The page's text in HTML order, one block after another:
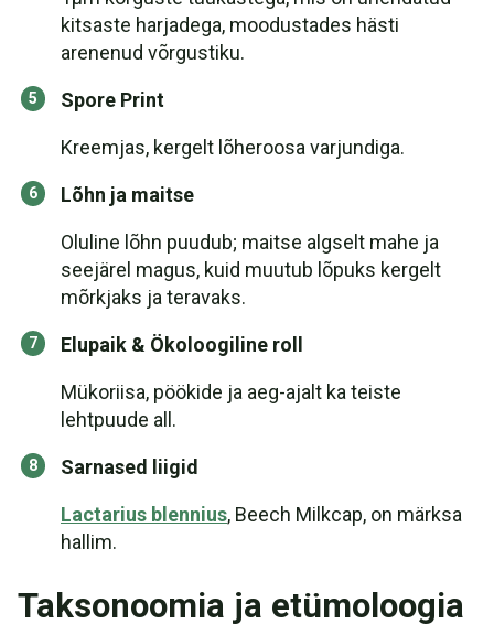
kitsaste harjadega, moodustades hästi
arenenud võrgustiku.
Spore Print
Kreemjas, kergelt lõheroosa varjundiga.
Lõhn ja maitse
Oluline lõhn puudub; maitse algselt mahe ja
seejärel magus, kuid muutub lõpuks kergelt
mõrkjaks ja teravaks.
Elupaik & Ökoloogiline roll
Mükoriisa, pöökide ja aeg-ajalt ka teiste
lehtpuude all.
Sarnased liigid
Lactarius blennius, Beech Milkcap, on märksa
hallim.
Taksonoomia ja etümoloogia